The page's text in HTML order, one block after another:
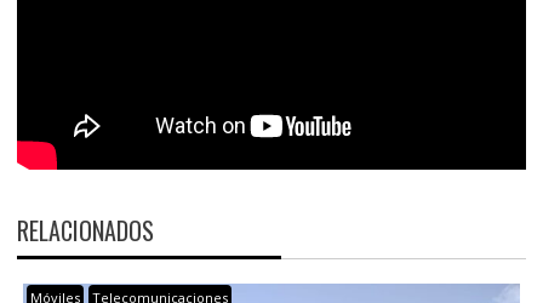
RELACIONADOS
Móviles Telecomunicaciones